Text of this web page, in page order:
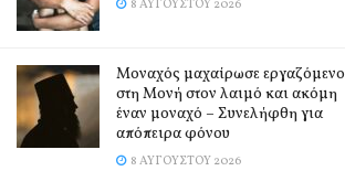
8 ΑΥΓΟΎΣΤΟΥ 2026
Μοναχός μαχαίρωσε εργαζόμενο
στη Μονή στον λαιμό και ακόμη
έναν μοναχό – Συνελήφθη για
απόπειρα φόνου
8 ΑΥΓΟΎΣΤΟΥ 2026